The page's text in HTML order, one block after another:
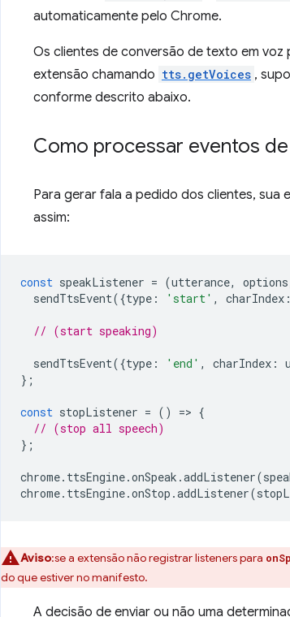
automaticamente pelo Chrome.
Os clientes de conversão de texto em
extensão chamando tts.getVoices ,
conforme descrito abaixo.
Como processar eventos
Para gerar fala a pedido dos clientes, sua
assim:
const speakListener = (utterance, options
sendTtsEvent({type : 'start' , charIndex :
// (start speaking)
sendTtsEvent({type : 'end' , charIndex :
};
const stopListener = () => {
// (stop all speech)
};
chrome. ttsEngine.onSpeak .addListener(
chrome. ttsEngine.onStop .addListener(
Aviso:se a extensão não registrar listeners para
do que estiver no manifesto.
A decisão de enviar ou não uma